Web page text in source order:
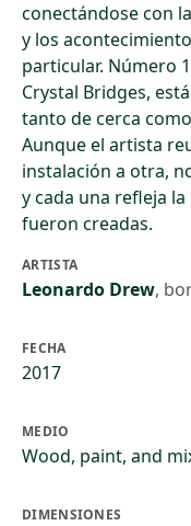
conectándose con
y los
particular. Número
Crystal Bridges,
tanto de cerca
Aunque el artista
instalación a otra,
y cada una refleja
fueron creadas.
ARTISTA
Leonardo Drew,
FECHA
2017
MEDIO
Wood, paint, and
DIMENSIONES